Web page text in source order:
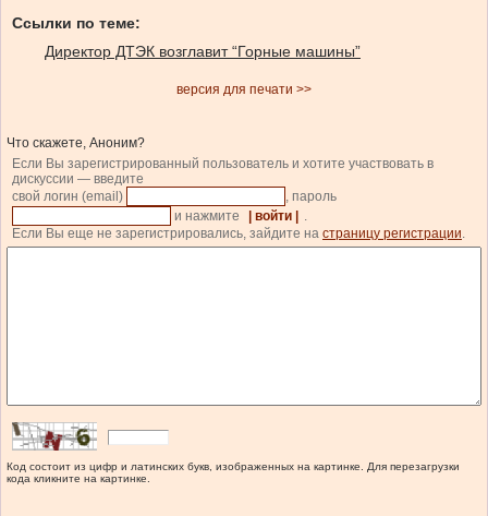
Ссылки по теме:
Директор ДТЭК возглавит “Горные машины”
версия для печати >>
Что скажете, Аноним?
Если Вы зарегистрированный пользователь и хотите участвовать в
дискуссии — введите
свой логин (email)
, пароль
и нажмите
| войти |
.
Если Вы еще не зарегистрировались, зайдите на страницу регистрации.
Код состоит из цифр и латинских букв, изображенных на картинке. Для перезагрузки
кода кликните на картинке.